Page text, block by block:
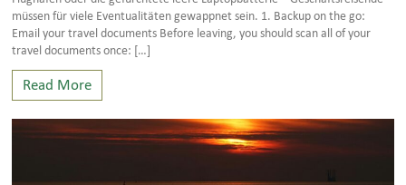
müssen für viele Eventualitäten gewappnet sein. 1. Backup on the go:
Email your travel documents Before leaving, you should scan all of your
travel documents once: […]
Read More